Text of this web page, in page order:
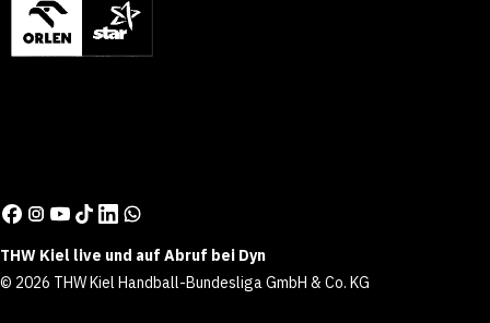
THW Kiel live und auf Abruf bei Dyn
© 2026 THW Kiel Handball-Bundesliga GmbH & Co. KG